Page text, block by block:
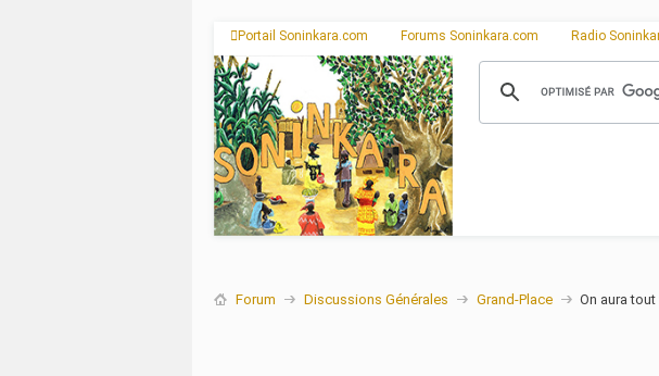
Portail Soninkara.com Forums Soninkara.com Radio
Forum Discussions Générales Grand-Place On aura tout